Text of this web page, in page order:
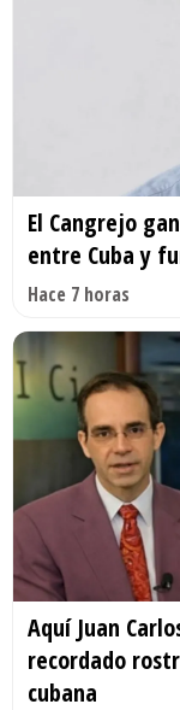
El Cangrejo
entre Cuba y
Hace 7 horas
Aquí Juan
recordado
cubana